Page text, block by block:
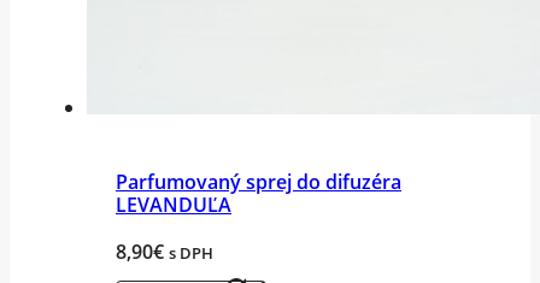
Parfumovaný sprej do difuzéra
LEVANDUĽA
8,90€ s DPH